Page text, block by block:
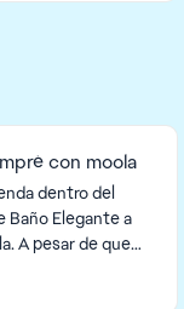
con moola
dentro del
Baño Elegante a
A pesar de que
...